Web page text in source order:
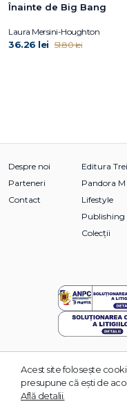
Înainte de Big Bang
Laura Mersini-Houghton
36.26 lei 51.80 lei
Despre noi
Parteneri
Contact
Editura Trei
Pandora M
Lifestyle
Publishing
Colecții
© 2026 Grupul
Acest site foloseşte
presupune că eşti de
Află detalii.